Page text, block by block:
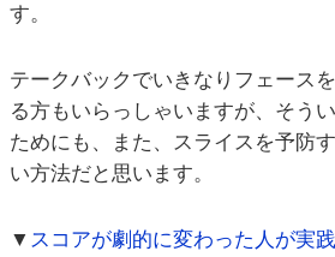
す。
テークバックでいきなりフェース
る方もいらっしゃいますが、そう
ためにも、また、スライスを予防
い方法だと思います。
▼ スコアが劇的に変わった人が実